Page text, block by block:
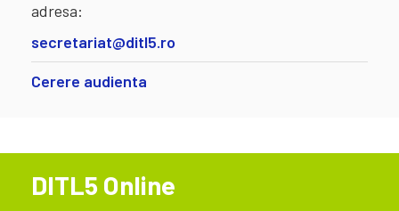
adresa:
secretariat@ditl5.ro
Cerere audienta
DITL5 Online